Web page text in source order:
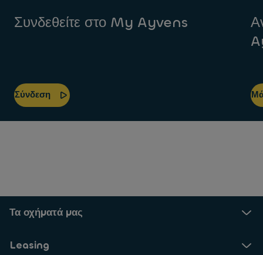
Συνδεθείτε στο My Ayvens
Σύνδεση
Τα οχήματά μας
Leasing